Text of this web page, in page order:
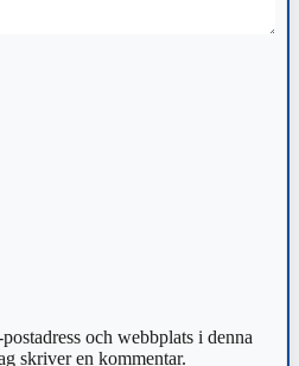
och webbplats i denna
skriver en kommentar.